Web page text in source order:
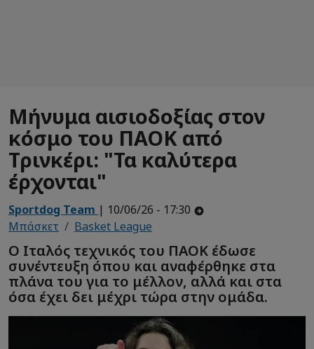
Μήνυμα αισιοδοξίας στον
κόσμο του ΠΑΟΚ από
Τρινκέρι: "Τα καλύτερα
έρχονται"
Sportdog Team | 10/06/26 - 17:30
Μπάσκετ
Basket League
Ο Ιταλός τεχνικός του ΠΑΟΚ έδωσε
συνέντευξη όπου και αναφέρθηκε στα
πλάνα του για το μέλλον, αλλά και στα
όσα έχει δει μέχρι τώρα στην ομάδα.